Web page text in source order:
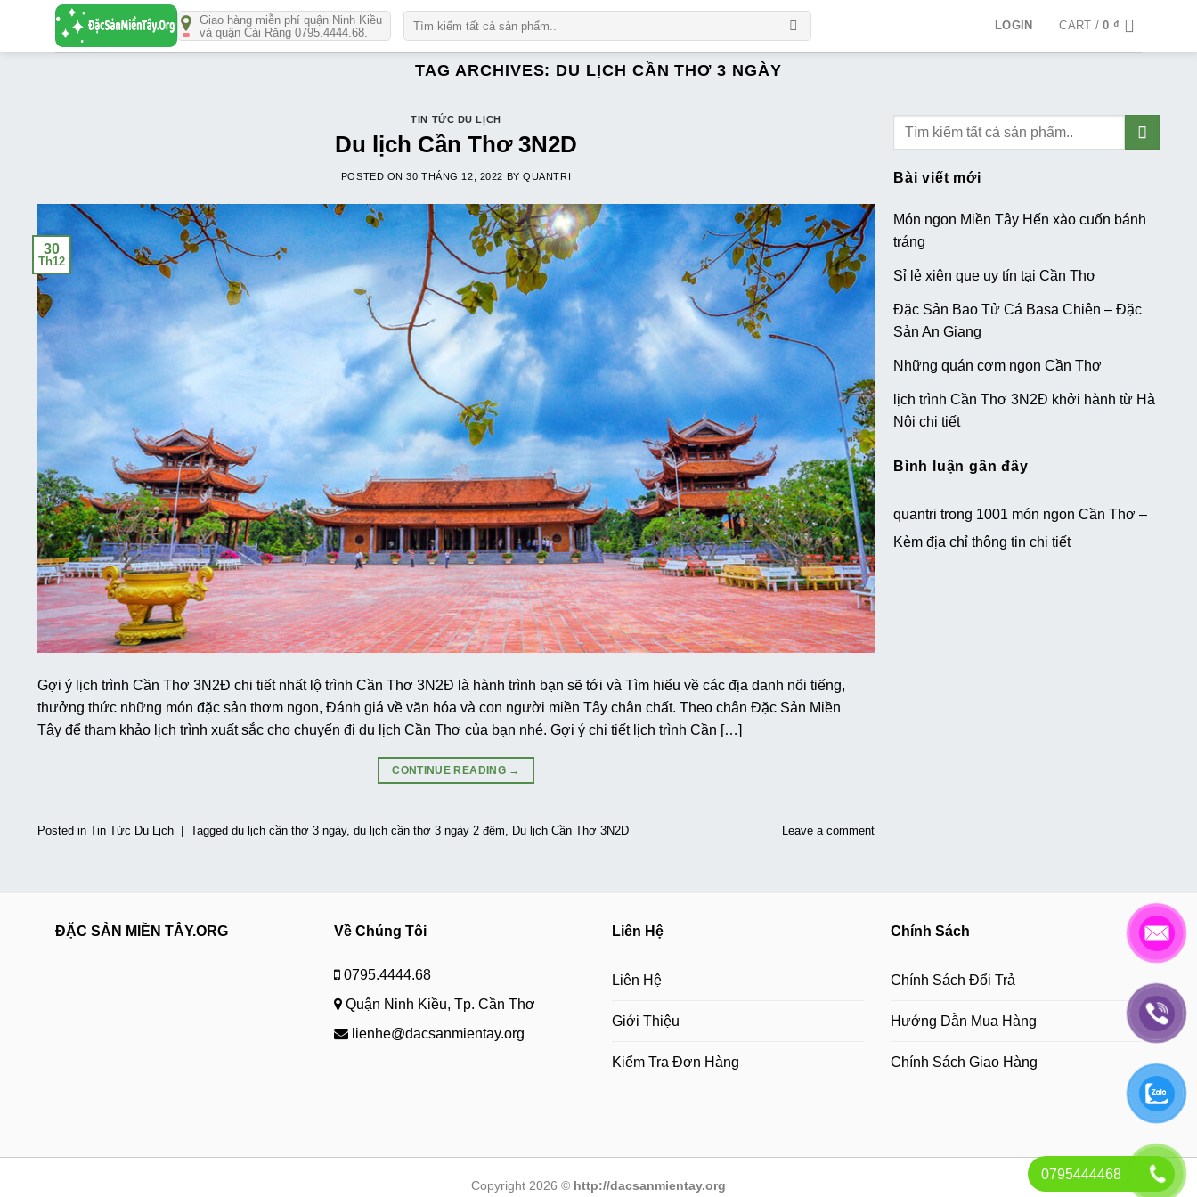
Giao hàng miễn phí quận Ninh Kiều
và quận Cái Răng 0795.4444.68.
LOGIN CART /0 ₫
TAG ARCHIVES: DU LỊCH CẦN THƠ 3 NGÀY
TIN TỨC DU LỊCH
Du lịch Cần Thơ 3N2D
POSTED ON30 THÁNG 12, 2022 BYQUANTRI
30
Th12
Gợi ý lịch trình Cần Thơ 3N2Đ chi tiết nhất lộ trình Cần Thơ 3N2Đ là hành trình bạn sẽ tới và Tìm hiểu về các địa danh nổi tiếng,
thưởng thức những món đặc sản thơm ngon, Đánh giá về văn hóa và con người miền Tây chân chất. Theo chân Đặc Sản Miền
Tây để tham khảo lịch trình xuất sắc cho chuyến đi du lịch Cần Thơ của bạn nhé. Gợi ý chi tiết lịch trình Cần […]
CONTINUE READING →
Posted in Tin Tức Du Lịch Tagged du lịch cần thơ 3 ngày, du lịch cần thơ 3 ngày 2 đêm Du lịch Cần Thơ 3N2D Leave a comment
Bài viết mới
Món ngon Miền Tây Hến xào cuốn bánh
tráng
Sỉ lẻ xiên que uy tín tại Cần Thơ
Đặc Sản Bao Tử Cá Basa Chiên – Đặc
Sản An Giang
Những quán cơm ngon Cần Thơ
lịch trình Cần Thơ 3N2Đ khởi hành từ Hà
Nội chi tiết
Bình luận gần đây
quantri trong 1001 món ngon Cần Thơ –
Kèm địa chỉ thông tin chi tiết
ĐẶC SẢN MIỀN TÂY.ORG Về Chúng Tôi
0795.4444.68
Quận Ninh Kiều, Tp. Cần Thơ
lienhe@dacsanmientay.org
Liên Hệ
Liên Hệ
Giới Thiệu
Kiểm Tra Đơn Hàng
Chính Sách
Chính Sách Đổi Trả
Hướng Dẫn Mua Hàng
Chính Sách Giao Hàng
Copyright 2026 © http://dacsanmientay.org
0795444468